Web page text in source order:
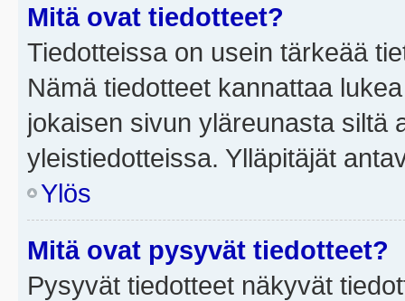
Mitä ovat tiedotteet?
Tiedotteissa on usein tärkeää
Nämä tiedotteet kannattaa
jokaisen sivun yläreunasta siltä
yleistiedotteissa. Ylläpitäjät
Ylös
Mitä ovat pysyvät tiedotteet?
Pysyvät tiedotteet näkyvät